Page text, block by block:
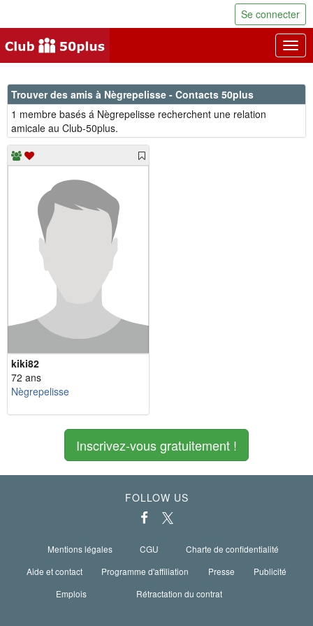
Se connecter
Trouver des amis à Nègrepelisse - Contacts 50plus
1 membre basés á Nègrepelisse recherchent une relation
amicale au Club-50plus.
kiki82
72 ans
Nègrepelisse
Inscrivez-vous gratuitement !
FOLLOW US
Mentions légales CGU
Charte de confidentialité
Aide et contact
Programme d'affiliation Presse
Publicité
Emplois
Rétractation du contrat